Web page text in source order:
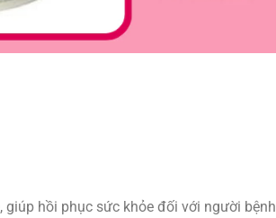
hồi phục sức khỏe đối với người bệnh